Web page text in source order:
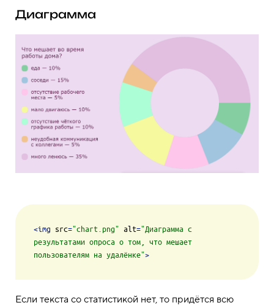
Диаграмма
<img src="chart.png" alt="Диаграмма с
результатами опроса о том, что мешает
пользователям на удалёнке">
Если текста со статистикой нет, то придётся всю